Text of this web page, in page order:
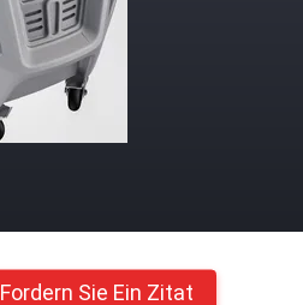
Fordern Sie Ein Zitat